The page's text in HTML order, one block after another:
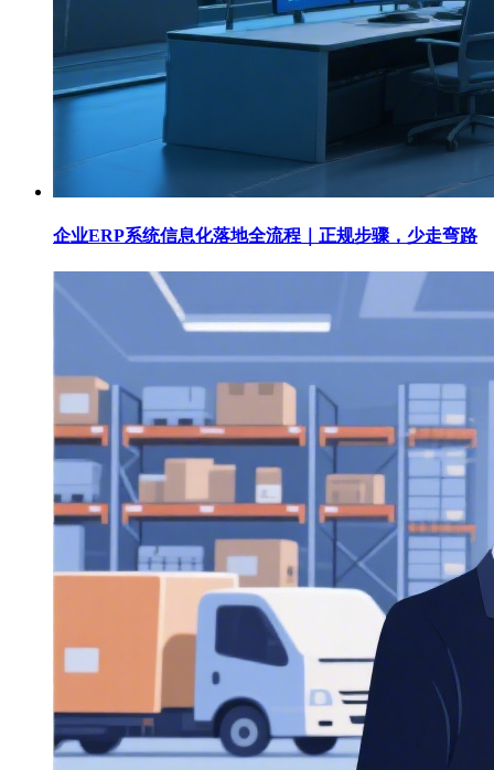
企业ERP系统信息化落地全流程｜正规步骤，少走弯路